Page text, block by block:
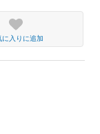
に入りに追加